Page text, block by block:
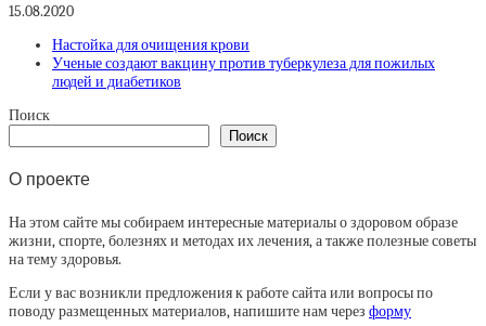
15.08.2020
Настойка для очищения крови
Ученые создают вакцину против туберкулеза для пожилых
людей и диабетиков
Поиск
Поиск
О проекте
На этом сайте мы собираем интересные материалы о здоровом образе
жизни, спорте, болезнях и методах их лечения, а также полезные советы
на тему здоровья.
Если у вас возникли предложения к работе сайта или вопросы по
поводу размещенных материалов, напишите нам через форму